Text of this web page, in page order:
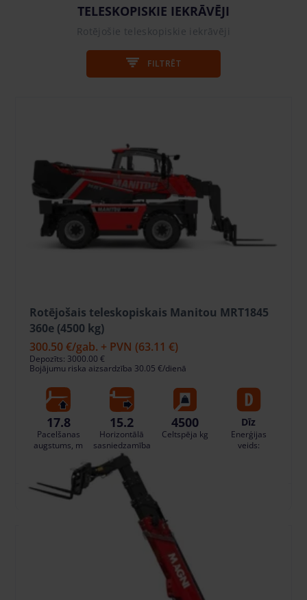
TELESKOPISKIE IEKRĀVĒJI
Rotējošie teleskopiskie iekrāvēji
FILTRĒT
Rotējošais teleskopiskais Manitou MRT1845
360e (4500 kg)
300.50 €/gab. + PVN (63.11 €)
Depozīts: 3000.00 €
Bojājumu riska aizsardzība 30.05 €/dienā
17.8
Pacelšanas
augstums, m
15.2
Horizontālā
sasniedzamība
, m
4500
Celtspēja kg
Dīz
Enerģijas
veids:
PIEVIENOT GROZAM